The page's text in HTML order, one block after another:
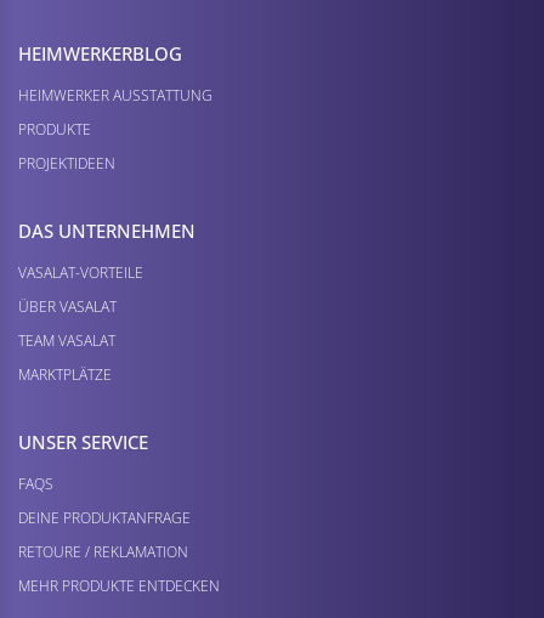
HEIMWERKER­BLOG
HEIMWERKER AUSSTATTUNG
PRODUKTE
PROJEKTIDEEN
DAS UNTERNEHMEN
VASALAT-VORTEILE
ÜBER VASALAT
TEAM VASALAT
MARKTPLÄTZE
UNSER SERVICE
FAQS
DEINE PRODUKTANFRAGE
RETOURE / REKLAMATION
MEHR PRODUKTE ENTDECKEN